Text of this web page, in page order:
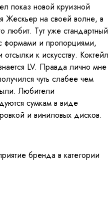
показ новой круизной
Жескьер на своей волне, в
любит. Тут уже стандартный
формами и пропорциями,
отсылки к искусству.
LV. Правда лично мне
чуть слабее чем
Любители
сумкам в виде
и виниловых дисков.
бренда в категории